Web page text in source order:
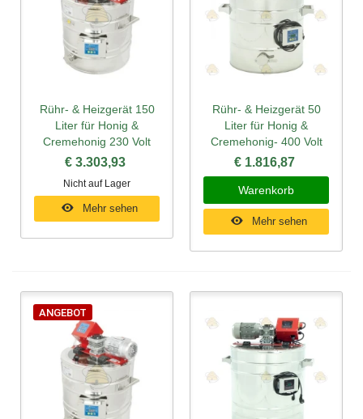
Rühr- & Heizgerät 150
Liter für Honig &
Cremehonig 230 Volt
€ 3.303,93
Nicht auf Lager
Mehr sehen
Rühr- & Heizgerät 50
Liter für Honig &
Cremehonig- 400 Volt
€ 1.816,87
Warenkorb
Mehr sehen
ANGEBOT